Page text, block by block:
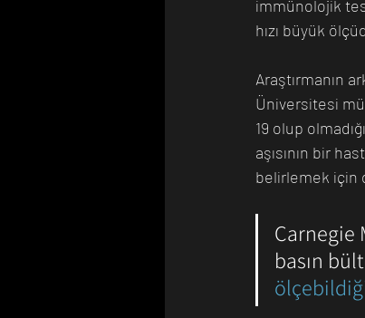
immünolojik
hızı büyük
Araştırmanın
Üniversitesi
19 olup
aşısının bir
belirlemek için
Carnegie
basın